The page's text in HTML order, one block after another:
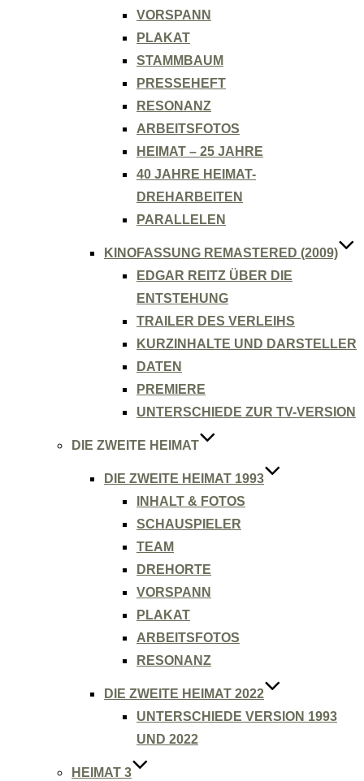
VORSPANN
PLAKAT
STAMMBAUM
PRESSEHEFT
RESONANZ
ARBEITSFOTOS
HEIMAT – 25 JAHRE
40 JAHRE HEIMAT-
DREHARBEITEN
PARALLELEN
KINOFASSUNG REMASTERED (2009)
EDGAR REITZ ÜBER DIE
ENTSTEHUNG
TRAILER DES VERLEIHS
KURZINHALTE UND DARSTELLER
DATEN
PREMIERE
UNTERSCHIEDE ZUR TV-VERSION
DIE ZWEITE HEIMAT
DIE ZWEITE HEIMAT 1993
INHALT & FOTOS
SCHAUSPIELER
TEAM
DREHORTE
VORSPANN
PLAKAT
ARBEITSFOTOS
RESONANZ
DIE ZWEITE HEIMAT 2022
UNTERSCHIEDE VERSION 1993
UND 2022
HEIMAT 3